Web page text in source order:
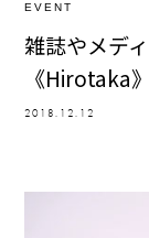
EVENT
雑誌やメデ
《Hirotaka
2018.12.12